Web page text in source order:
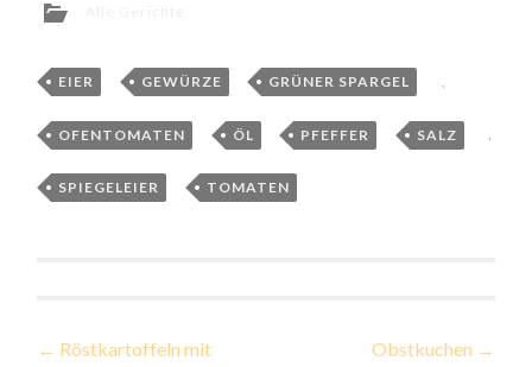
EIER , GEWÜRZE , GRÜNER SPARGEL ,
OFENTOMATEN , ÖL , PFEFFER , SALZ ,
SPIEGELEIER , TOMATEN
Beitragsnavigation
← Röstkartoffeln mit
Obstkuchen →